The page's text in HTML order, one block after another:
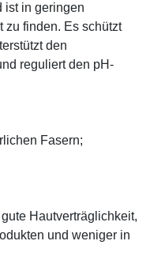
ist in geringen
zu finden. Es schützt
den
reguliert den pH-
Fasern;
Hautverträglichkeit,
und weniger in